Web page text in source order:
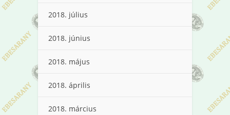
2018. július
2018. június
2018. május
2018. április
2018. március